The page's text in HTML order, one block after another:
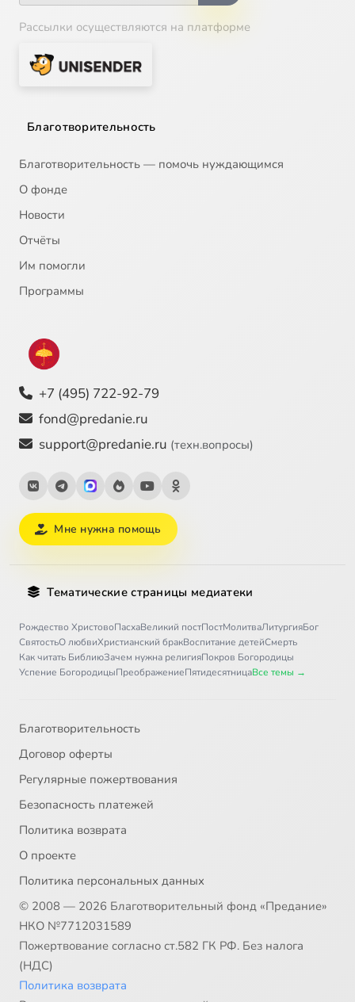
Рассылки осуществляются на платформе
Благотворительность
Благотворительность — помочь нуждающимся
О фонде
Новости
Отчёты
Им помогли
Программы
+7 (495) 722-92-79
fond@predanie.ru
support@predanie.ru (техн.вопросы)
Мне нужна помощь
Тематические страницы медиатеки
Рождество ХристовоПасхаВеликий постПостМолитваЛитургияБог
СвятостьО любвиХристианский бракВоспитание детейСмерть
Как читать БиблиюЗачем нужна религияПокров Богородицы
Успение БогородицыПреображениеПятидесятницаВсе темы →
Благотворительность
Договор оферты
Регулярные пожертвования
Безопасность платежей
Политика возврата
О проекте
Политика персональных данных
© 2008 — 2026 Благотворительный фонд «Предание»
НКО №7712031589
Пожертвование согласно ст.582 ГК РФ. Без налога
(НДС)
Политика возврата